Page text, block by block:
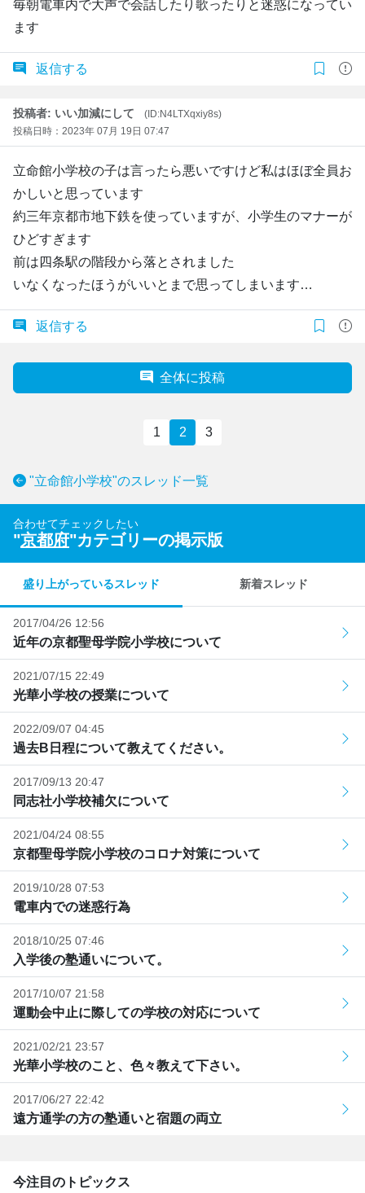
毎朝電車内で大声で会話したり歌ったりと迷惑になってい
ます
返信する
投稿者: いい加減にして
(ID:N4LTXqxiy8s)
投稿日時：2023年 07月 19日 07:47
立命館小学校の子は言ったら悪いですけど私はほぼ全員お
かしいと思っています
約三年京都市地下鉄を使っていますが、小学生のマナーが
ひどすぎます
前は四条駅の階段から落とされました
いなくなったほうがいいとまで思ってしまいます…
返信する
全体に投稿
1 2 3
"立命館小学校"のスレッド一覧
合わせてチェックしたい
"京都府"カテゴリーの掲示版
盛り上がっているスレッド 新着スレッド
2017/04/26 12:56
近年の京都聖母学院小学校について
2021/07/15 22:49
光華小学校の授業について
2022/09/07 04:45
過去B日程について教えてください。
2017/09/13 20:47
同志社小学校補欠について
2021/04/24 08:55
京都聖母学院小学校のコロナ対策について
2019/10/28 07:53
電車内での迷惑行為
2018/10/25 07:46
入学後の塾通いについて。
2017/10/07 21:58
運動会中止に際しての学校の対応について
2021/02/21 23:57
光華小学校のこと、色々教えて下さい。
2017/06/27 22:42
遠方通学の方の塾通いと宿題の両立
今注目のトピックス